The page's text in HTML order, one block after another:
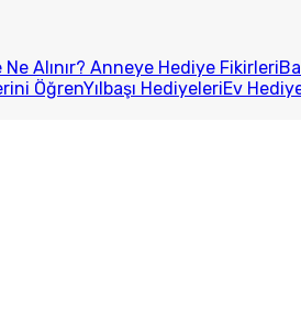
Alınır? Anneye Hediye Fikirleri
ÖğrenYılbaşı HediyeleriEv